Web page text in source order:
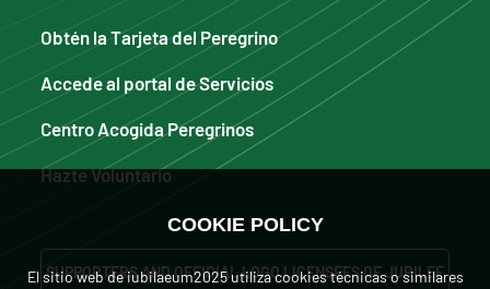
Obtén la Tarjeta del Peregrino
Accede al portal de Servicios
Centro Acogida Peregrinos
Hazte Voluntario
SUPPORTERS AND OFFICIAL LOGO LICENSEES OF JUBILEE
COOKIE POLICY
El sitio web de iubilaeum2025 utiliza cookies técnicas o similares